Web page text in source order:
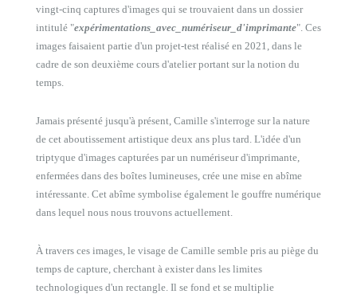
vingt-cinq captures d'images qui se trouvaient dans un dossier
intitulé "expérimentations_avec_numériseur_d'imprimante". Ces
images faisaient partie d'un projet-test réalisé en 2021, dans le
cadre de son deuxième cours d'atelier portant sur la notion du
temps.
Jamais présenté jusqu'à présent, Camille s'interroge sur la nature
de cet aboutissement artistique deux ans plus tard. L'idée d'un
triptyque d'images capturées par un numériseur d'imprimante,
enfermées dans des boîtes lumineuses, crée une mise en abîme
intéressante. Cet abîme symbolise également le gouffre numérique
dans lequel nous nous trouvons actuellement.
À travers ces images, le visage de Camille semble pris au piège du
temps de capture, cherchant à exister dans les limites
technologiques d'un rectangle. Il se fond et se multiplie